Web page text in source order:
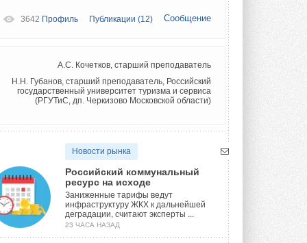
Сообщение
3642 Профиль Публикации (12)
А.С. Кочетков, старший преподаватель
Н.Н. Губанов, старший преподаватель, Российский
государственный университет туризма и сервиса
(РГУТиС, дп. Черкизово Московской области)
Новости рынка
Российский коммунальный
ресурс на исходе
Заниженные тарифы ведут
инфраструктуру ЖКХ к дальнейшей
деградации, считают эксперты ...
23 ЧАСА НАЗАД